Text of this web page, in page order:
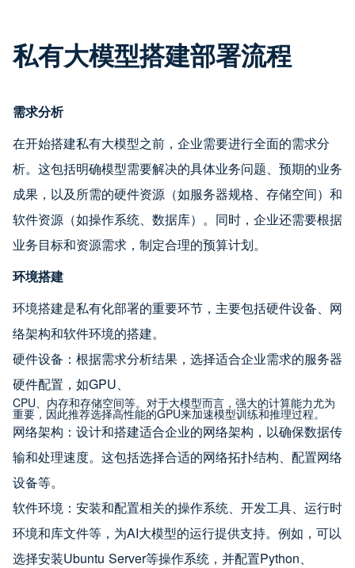
私有大模型搭建部署流程
需求分析
在开始搭建私有大模型之前，企业需要进行全面的需求分
析。这包括明确模型需要解决的具体业务问题、预期的业务
成果，以及所需的硬件资源（如服务器规格、存储空间）和
软件资源（如操作系统、数据库）。同时，企业还需要根据
业务目标和资源需求，制定合理的预算计划。
环境搭建
环境搭建是私有化部署的重要环节，主要包括硬件设备、网
络架构和软件环境的搭建。
硬件设备：根据需求分析结果，选择适合企业需求的服务器
硬件配置，如GPU、
CPU、内存和存储空间等。对于大模型而言，强大的计算能力尤为
重要，因此推荐选择高性能的GPU来加速模型训练和推理过程。
网络架构：设计和搭建适合企业的网络架构，以确保数据传
输和处理速度。这包括选择合适的网络拓扑结构、配置网络
设备等。
软件环境：安装和配置相关的操作系统、开发工具、运行时
环境和库文件等，为AI大模型的运行提供支持。例如，可以
选择安装Ubuntu Server等操作系统，并配置Python、